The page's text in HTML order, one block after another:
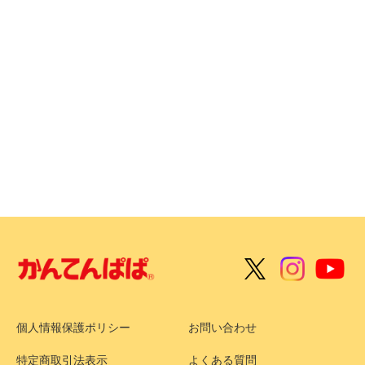
個人情報保護ポリシー お問い合わせ
特定商取引法表示 よくある質問